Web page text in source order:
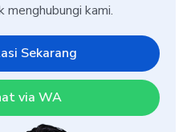
menghubungi kami.
Sekarang
via WA